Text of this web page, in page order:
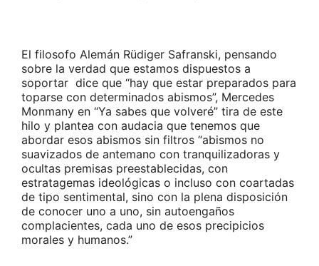
El filosofo Alemán Rüdiger Safranski, pensando
sobre la verdad que estamos dispuestos a
soportar dice que “hay que estar preparados para
toparse con determinados abismos”, Mercedes
Monmany en “Ya sabes que volveré” tira de este
hilo y plantea con audacia que tenemos que
abordar esos abismos sin filtros “abismos no
suavizados de antemano con tranquilizadoras y
ocultas premisas preestablecidas, con
estratagemas ideológicas o incluso con coartadas
de tipo sentimental, sino con la plena disposición
de conocer uno a uno, sin autoengaños
complacientes, cada uno de esos precipicios
morales y humanos.”